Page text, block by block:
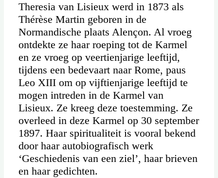
Theresia van Lisieux werd in 1873 als
Thérèse Martin geboren in de
Normandische plaats Alençon. Al vroeg
ontdekte ze haar roeping tot de Karmel
en ze vroeg op veertienjarige leeftijd,
tijdens een bedevaart naar Rome, paus
Leo XIII om op vijftienjarige leeftijd te
mogen intreden in de Karmel van
Lisieux. Ze kreeg deze toestemming. Ze
overleed in deze Karmel op 30 september
1897. Haar spiritualiteit is vooral bekend
door haar autobiografisch werk
‘Geschiedenis van een ziel’, haar brieven
en haar gedichten.